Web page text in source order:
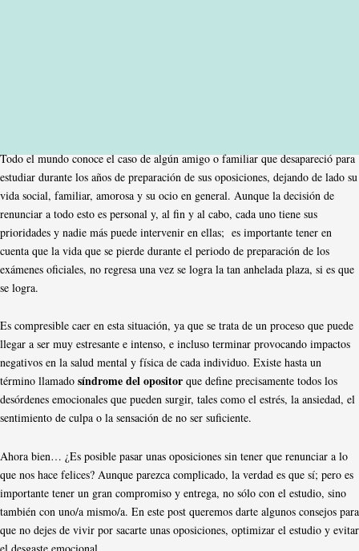
Todo el mundo conoce el caso de algún amigo o familiar que desapareció para
estudiar durante los años de preparación de sus oposiciones, dejando de lado su
vida social, familiar, amorosa y su ocio en general. Aunque la decisión de
renunciar a todo esto es personal y, al fin y al cabo, cada uno tiene sus
prioridades y nadie más puede intervenir en ellas; es importante tener en
cuenta que la vida que se pierde durante el periodo de preparación de los
exámenes oficiales, no regresa una vez se logra la tan anhelada plaza, si es que
se logra.
Es compresible caer en esta situación, ya que se trata de un proceso que puede
llegar a ser muy estresante e intenso, e incluso terminar provocando impactos
negativos en la salud mental y física de cada individuo. Existe hasta un
término llamado síndrome del opositor que define precisamente todos los
desórdenes emocionales que pueden surgir, tales como el estrés, la ansiedad, el
sentimiento de culpa o la sensación de no ser suficiente.
Ahora bien… ¿Es posible pasar unas oposiciones sin tener que renunciar a lo
que nos hace felices? Aunque parezca complicado, la verdad es que sí; pero es
importante tener un gran compromiso y entrega, no sólo con el estudio, sino
también con uno/a mismo/a. En este post queremos darte algunos consejos para
que no dejes de vivir por sacarte unas oposiciones, optimizar el estudio y evitar
el desgaste emocional.